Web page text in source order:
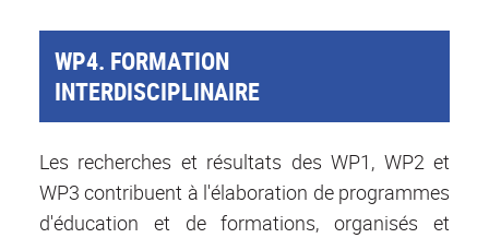
WP4. FORMATION
INTERDISCIPLINAIRE
Les recherches et résultats des WP1, WP2 et
WP3 contribuent à l'élaboration de programmes
d'éducation et de formations, organisés et